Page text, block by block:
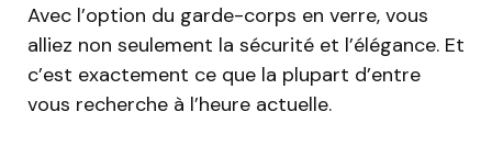
Avec l’option du garde-corps en verre, vous
alliez non seulement la sécurité et l’élégance. Et
c’est exactement ce que la plupart d’entre
vous recherche à l’heure actuelle.